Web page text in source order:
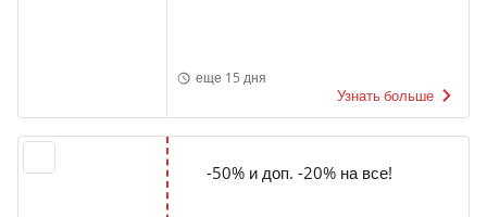
еще 15 дня
Узнать больше
-50% и доп. -20% на все!